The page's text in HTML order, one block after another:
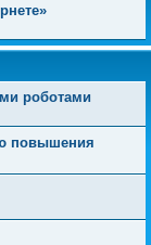
роботами
повышения